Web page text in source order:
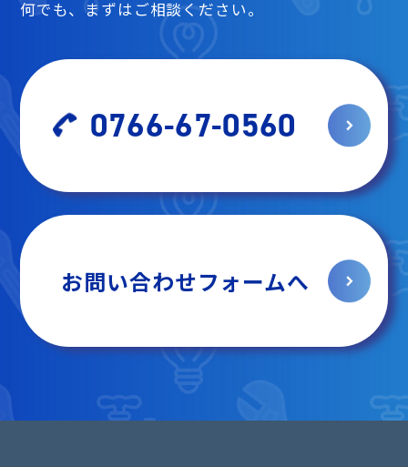
何でも、まずはご相談ください。
0766-67-0560
お問い合わせフォームへ